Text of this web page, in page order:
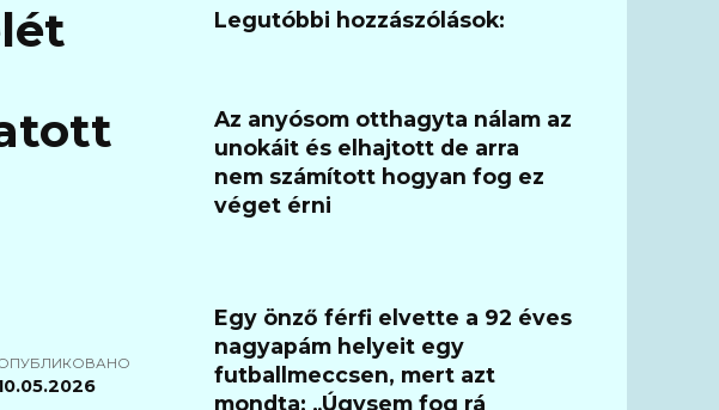
Legutóbbi hozzászólások:
Az anyósom otthagyta nálam az
unokáit és elhajtott de arra
nem számított hogyan fog ez
véget érni
Egy önző férfi elvette a 92 éves
nagyapám helyeit egy
futballmeccsen, mert azt
mondta: „Úgysem fog rá